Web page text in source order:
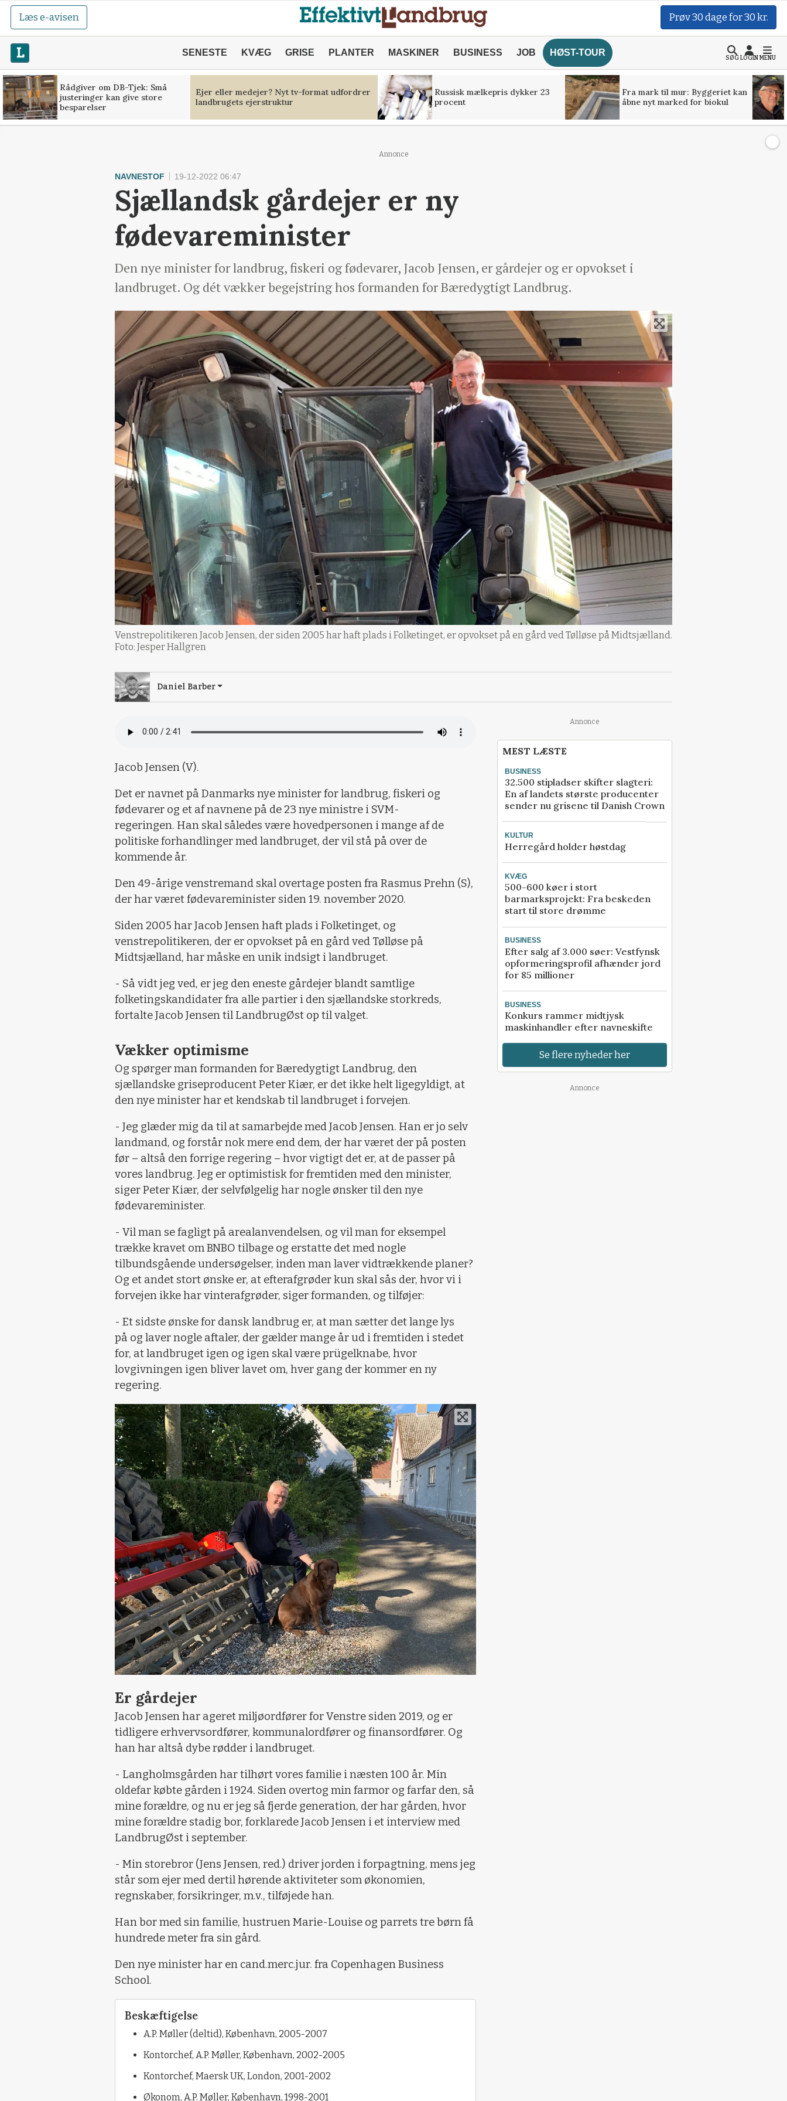
Læs e-avisen Prøv 30 dage for 30 kr.
SENESTE KVÆG GRISE PLANTER MASKINER BUSINESS JOB HØST-TOUR
SØGLOGINMENU
Rådgiver om DB-Tjek: Små
justeringer kan give store
besparelser
Ejer eller medejer? Nyt tv-format udfordrer
landbrugets ejerstruktur
Russisk mælkepris dykker 23
procent
Fra mark til mur: Byggeriet kan
åbne nyt marked for biokul
Annonce
NAVNESTOF 19-12-2022 06:47
Sjællandsk gårdejer er ny
fødevareminister
Den nye minister for landbrug, fiskeri og fødevarer, Jacob Jensen, er gårdejer og er opvokset i
landbruget. Og dét vækker begejstring hos formanden for Bæredygtigt Landbrug.
Venstrepolitikeren Jacob Jensen, der siden 2005 har haft plads i Folketinget, er opvokset på en gård ved Tølløse på Midtsjælland.
Foto: Jesper Hallgren
Daniel Barber
Jacob Jensen (V).
Det er navnet på Danmarks nye minister for landbrug, fiskeri og
fødevarer og et af navnene på de 23 nye ministre i SVM-
regeringen. Han skal således være hovedpersonen i mange af de
politiske forhandlinger med landbruget, der vil stå på over de
kommende år.
Den 49-årige venstremand skal overtage posten fra Rasmus Prehn (S),
der har været fødevareminister siden 19. november 2020.
Siden 2005 har Jacob Jensen haft plads i Folketinget, og
venstrepolitikeren, der er opvokset på en gård ved Tølløse på
Midtsjælland, har måske en unik indsigt i landbruget.
- Så vidt jeg ved, er jeg den eneste gårdejer blandt samtlige
folketingskandidater fra alle partier i den sjællandske storkreds,
fortalte Jacob Jensen til LandbrugØst op til valget.
Vækker optimisme
Og spørger man formanden for Bæredygtigt Landbrug, den
sjællandske griseproducent Peter Kiær, er det ikke helt ligegyldigt, at
den nye minister har et kendskab til landbruget i forvejen.
- Jeg glæder mig da til at samarbejde med Jacob Jensen. Han er jo selv
landmand, og forstår nok mere end dem, der har været der på posten
før – altså den forrige regering – hvor vigtigt det er, at de passer på
vores landbrug. Jeg er optimistisk for fremtiden med den minister,
siger Peter Kiær, der selvfølgelig har nogle ønsker til den nye
fødevareminister.
- Vil man se fagligt på arealanvendelsen, og vil man for eksempel
trække kravet om BNBO tilbage og erstatte det med nogle
tilbundsgående undersøgelser, inden man laver vidtrækkende planer?
Og et andet stort ønske er, at efterafgrøder kun skal sås der, hvor vi i
forvejen ikke har vinterafgrøder, siger formanden, og tilføjer:
- Et sidste ønske for dansk landbrug er, at man sætter det lange lys
på og laver nogle aftaler, der gælder mange år ud i fremtiden i stedet
for, at landbruget igen og igen skal være prügelknabe, hvor
lovgivningen igen bliver lavet om, hver gang der kommer en ny
regering.
Er gårdejer
Jacob Jensen har ageret miljøordfører for Venstre siden 2019, og er
tidligere erhvervsordfører, kommunalordfører og finansordfører. Og
han har altså dybe rødder i landbruget.
- Langholmsgården har tilhørt vores familie i næsten 100 år. Min
oldefar købte gården i 1924. Siden overtog min farmor og farfar den, så
mine forældre, og nu er jeg så fjerde generation, der har gården, hvor
mine forældre stadig bor, forklarede Jacob Jensen i et interview med
LandbrugØst i september.
- Min storebror (Jens Jensen, red.) driver jorden i forpagtning, mens jeg
står som ejer med dertil hørende aktiviteter som økonomien,
regnskaber, forsikringer, m.v., tilføjede han.
Han bor med sin familie, hustruen Marie-Louise og parrets tre børn få
hundrede meter fra sin gård.
Den nye minister har en cand.merc.jur. fra Copenhagen Business
School.
Beskæftigelse
A.P. Møller (deltid), København, 2005-2007
Kontorchef, A.P. Møller, København, 2002-2005
Kontorchef, Maersk UK, London, 2001-2002
Økonom, A.P. Møller, København, 1998-2001
Annonce
MEST LÆSTE
BUSINESS
32.500 stipladser skifter slagteri:
En af landets største producenter
sender nu grisene til Danish Crown
KULTUR
Herregård holder høstdag
KVÆG
500-600 køer i stort
barmarksprojekt: Fra beskeden
start til store drømme
BUSINESS
Efter salg af 3.000 søer: Vestfynsk
opformeringsprofil afhænder jord
for 85 millioner
BUSINESS
Konkurs rammer midtjysk
maskinhandler efter navneskifte
Se flere nyheder her
Annonce